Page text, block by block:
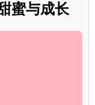
蜜与成长